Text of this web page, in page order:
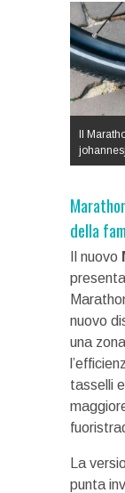
Il
della
Il nuovo
nuovo
una
tasselli
La
punta